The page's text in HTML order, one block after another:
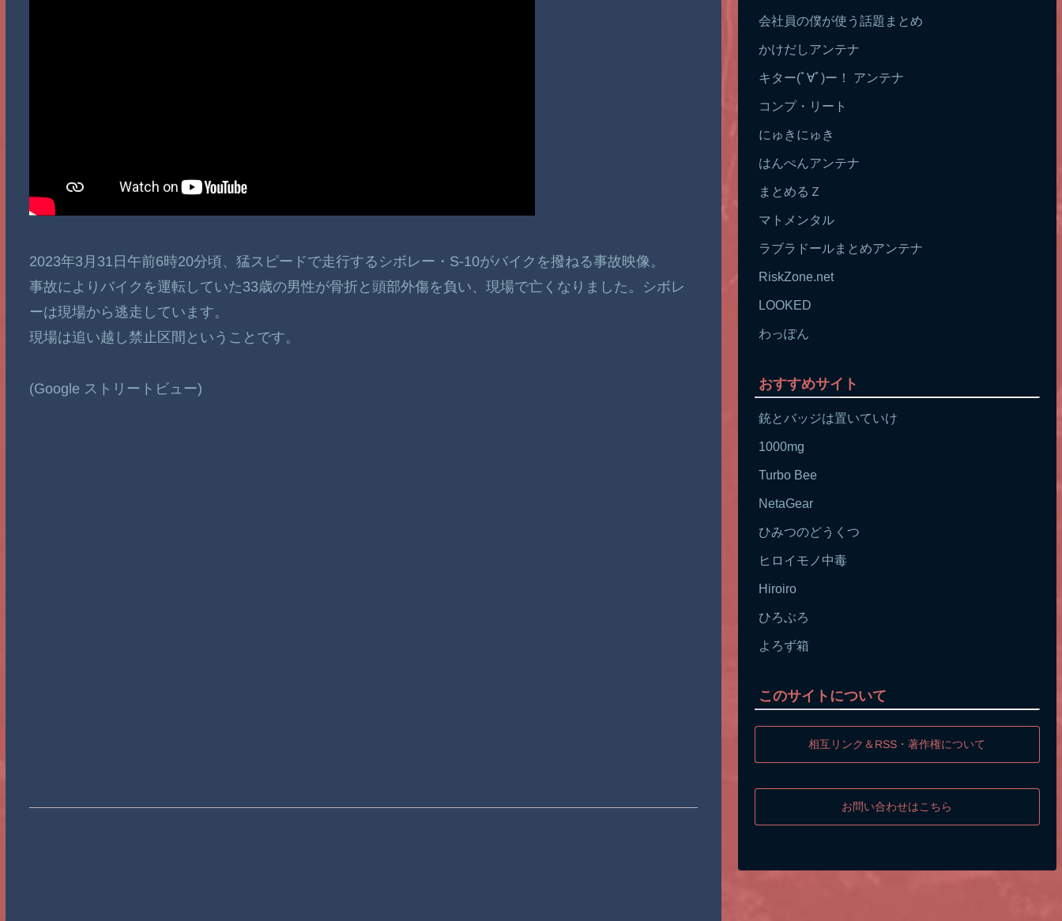
2023年3月31日午前6時20分頃、猛スピードで走行するシボレー・S-10がバイクを撥ねる事故映像。
事故によりバイクを運転していた33歳の男性が骨折と頭部外傷を負い、現場で亡くなりました。シボレ
ーは現場から逃走しています。
現場は追い越し禁止区間ということです。
(Google ストリートビュー)
会社員の僕が使う話題まとめ
かけだしアンテナ
キター(ﾟ∀ﾟ)ー！ アンテナ
コンプ・リート
にゅきにゅき
はんぺんアンテナ
まとめるＺ
マトメンタル
ラブラドールまとめアンテナ
RiskZone.net
LOOKED
わっぽん
おすすめサイト
銃とバッジは置いていけ
1000mg
Turbo Bee
NetaGear
ひみつのどうくつ
ヒロイモノ中毒
Hiroiro
ひろぶろ
よろず箱
このサイトについて
相互リンク＆RSS・著作権について
お問い合わせはこちら